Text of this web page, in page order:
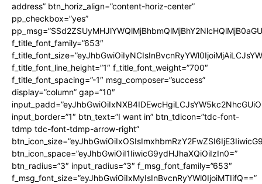
address” btn_horiz_align=”content-horiz-center”
pp_checkbox=”yes”
f_title_font_family=”653″
f_title_font_line_height=”1″ f_title_font_weight=”700″
f_title_font_spacing=”-1″ msg_composer=”success”
display=”column” gap=”10″
input_border=”1″ btn_text=”I want in” btn_tdicon=”tdc-font-
tdmp tdc-font-tdmp-arrow-right”
btn_icon_space=”eyJhbGwiOiI1IiwicG9ydHJhaXQiOiIzIn0=”
btn_radius=”3″ input_radius=”3″ f_msg_font_family=”653″
f_msg_font_size=”eyJhbGwiOiIxMyIsInBvcnRyYWl0IjoiMTIifQ==”